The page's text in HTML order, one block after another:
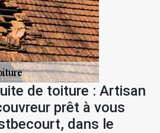
de toiture : Artisan
prêt à vous
dans le